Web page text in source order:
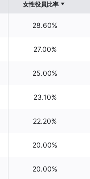
女性役員比率
28.60%
27.00%
25.00%
23.10%
22.20%
20.00%
20.00%